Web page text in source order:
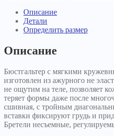
Описание
Детали
Определить размер
Описание
Бюстгальтер с мягкими
изготовлен из ажурного не
не ощутим на теле, позволяет
теряет формы даже после
сшивная, с тройным
вставки фиксируют грудь и
Бретели несъемные,